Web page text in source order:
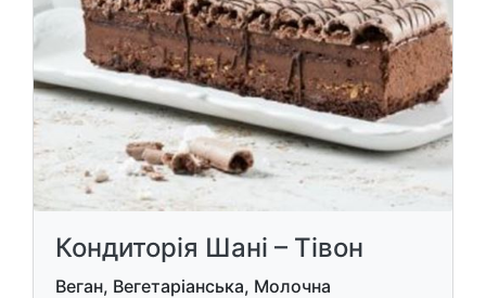
Кондиторія Шані – Тівон
Веган, Вегетаріанська, Молочна